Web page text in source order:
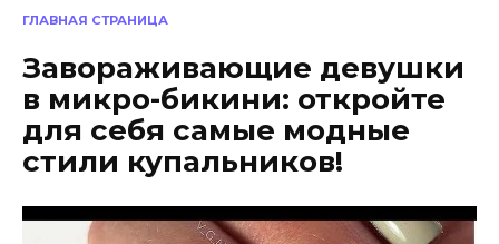
ГЛАВНАЯ СТРАНИЦА
Завораживающие девушки
в микро-бикини: откройте
для себя самые модные
стили купальников!